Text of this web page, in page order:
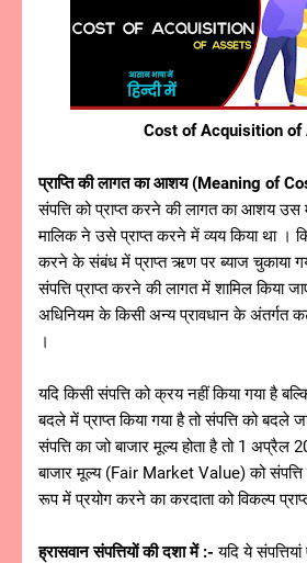
Cost of Acquisition of
प्राप्ति की लागत का आशय (Meaning of
संपत्ति को प्राप्त करने की लागत का आशय उस
मालिक ने उसे प्राप्त करने में व्यय किया था ।
करने के संबंध में प्राप्त ऋण पर ब्याज चुकाया
संपत्ति प्राप्त करने की लागत में शामिल किया
अधिनियम के किसी अन्य प्रावधान के अंतर्गत
।
यदि किसी संपत्ति को क्रय नहीं किया गया है
बदले में प्राप्त किया गया है तो संपत्ति को बदले
संपत्ति का जो बाजार मूल्य होता है तो 1 अप्रैल
बाजार मूल्य (Fair Market Value) को संपत्ति
रूप में प्रयोग करने का करदाता को विकल्प
ह्रासवान संपत्तियों की दशा में :-यदि ये